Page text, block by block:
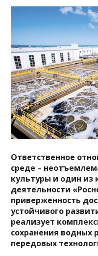
Ответственное
среде –
культуры и один
деятельности
приверженность
устойчивого
реализует
сохранения водных
передовых